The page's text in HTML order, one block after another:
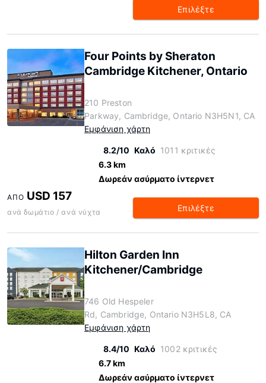
Επιλέξτε
Four Points by Sheraton
Cambridge Kitchener, Ontario
210 Preston
Parkway, Cambridge, Ontario N3H5N1, CA
Εμφάνιση χάρτη
8.2/10 Καλό 1011 κριτικές
6.3 km
Δωρεάν ασύρματο ίντερνετ
ΑΠΌ USD 157
ανά δωμάτιο / ανά νύχτα Επιλέξτε
Hilton Garden Inn
Kitchener/Cambridge
746 Old Hespeler
Rd, Cambridge, Ontario N3H5L8, CA
Εμφάνιση χάρτη
8.4/10 Καλό 1002 κριτικές
6.7 km
Δωρεάν ασύρματο ίντερνετ